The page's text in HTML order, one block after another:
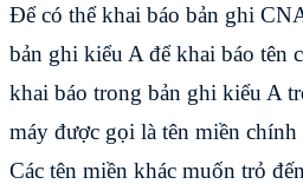
Để có thể khai báo bản ghi
bản ghi kiểu A để khai báo tên
khai báo trong bản ghi kiểu A
máy được gọi là tên miền
Các tên miền khác muốn trỏ